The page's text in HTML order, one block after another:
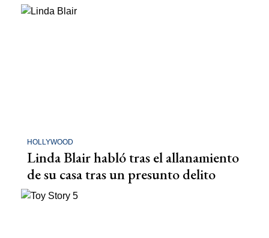
HOLLYWOOD
Linda Blair habló tras el allanamiento
de su casa tras un presunto delito